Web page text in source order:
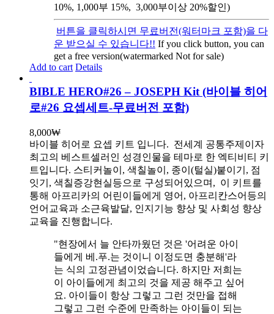
10%, 1,000부 15%, 3,000부이상 20%할인)
버튼을 클릭하시면 무료버전(워터마크 포함)을 다
운 받으실 수 있습니다!! If you click button, you can
get a free version(watermarked Not for sale)
Add to cart Details
BIBLE HERO#26 – JOSEPH Kit (바이블 히어
로#26 요셉세트-무료버전 포함)
8,000₩
바이블 히어로 요셉 키트 입니다. 전세계 공통주제이자
최고의 베스트셀러인 성경인물을 테마로 한 엑티비티 키
트입니다. 스티커놀이, 색칠놀이, 종이(털실)붙이기, 점
잇기, 색칠증강현실등으로 구성되어있으며, 이 키트를
통해 아프리카의 어린이들에게 영어, 아프리칸스어등의
언어교육과 소근육발달, 인지기능 향상 및 사회성 향상
교육을 진행합니다.
"현장에서 늘 안타까웠던 것은 '어려운 아이
들에게 베.푸.는 것이니 이정도면 충분해'라
는 식의 고정관념이었습니다. 하지만 저희는
이 아이들에게 최고의 것을 제공 해주고 싶어
요. 아이들이 항상 그렇고 그런 것만을 접해
그렇고 그런 수준에 만족하는 아이들이 되는